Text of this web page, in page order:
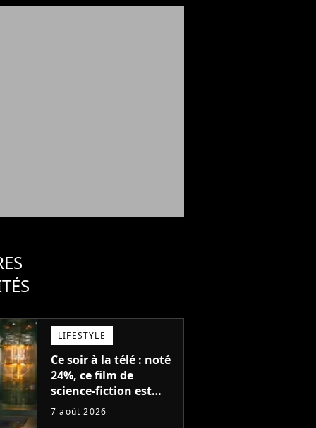
LIFESTYLE
Ce soir à la télé : noté
24%, ce film de
science-fiction est
complètement raté,
7 août 2026